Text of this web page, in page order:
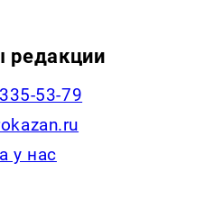
редакции
53-79
у нас